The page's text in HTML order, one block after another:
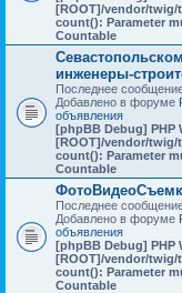
[ROOT]/vendor/
count(): Parameter
Countable
инженеры-
Последнее
Добавлено в форуме
объявления
[phpBB Debug] PHP
[ROOT]/vendor/
count(): Parameter
Countable
Последнее
Добавлено в форуме
объявления
[phpBB Debug] PHP
[ROOT]/vendor/
count(): Parameter
Countable